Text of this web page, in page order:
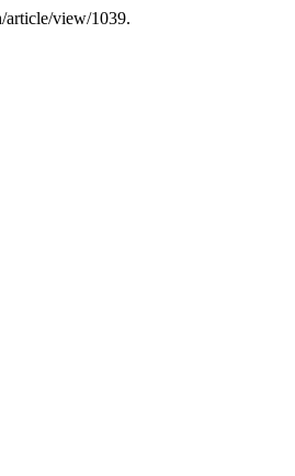
article/view/1039.